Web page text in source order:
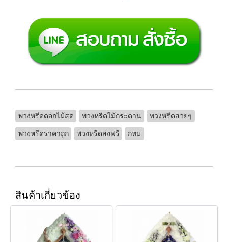
พวงหรีดดอกไม้สด พวงหรีดไม้กระดาน พวงหรีดสวยๆ
พวงหรีดราคาถูก พวงหรีดส่งฟรี กทม
สินค้าเกี่ยวข้อง